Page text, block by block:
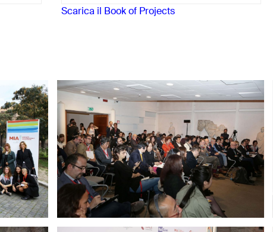
Scarica il Book of Projects